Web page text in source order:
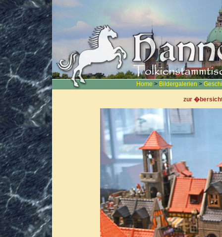
Home > Bildergalerien >
zur